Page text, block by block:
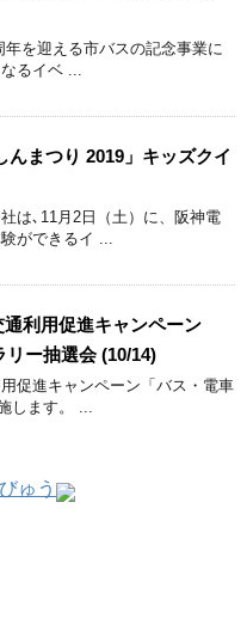
年を迎える市バスの記念事業に
るイベ ...
んまつり 2019」キッズクイ
は､11月2日（土）に、阪神電
ができるイ ...
通利用促進キャンペーン
リー抽選会 (10/14)
促進キャンペーン「バス・電車
します。 ...